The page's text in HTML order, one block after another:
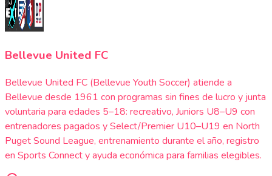
Bellevue United FC
Bellevue United FC (Bellevue Youth Soccer) atiende a
Bellevue desde 1961 con programas sin fines de lucro y junta
voluntaria para edades 5–18: recreativo, Juniors U8–U9 con
entrenadores pagados y Select/Premier U10–U19 en North
Puget Sound League, entrenamiento durante el año, registro
en Sports Connect y ayuda económica para familias elegibles.